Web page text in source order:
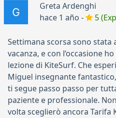
Greta Ardenghi
hace 1 año -
5
Settimana scorsa sono stata
vacanza, e con l’occasione
lezione di KiteSurf. Che
Miguel insegnante
ti segue passo passo per
paziente e professionale.
volta sceglierò ancora Tarifa